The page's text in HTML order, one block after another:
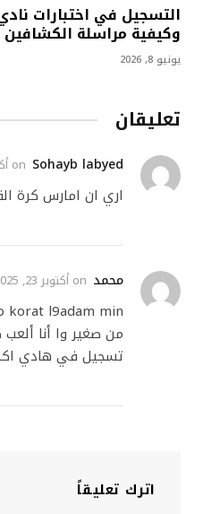
التسجيل في اختبارات
وكيفية مراسلة الكشافين 2026
يونيو 8, 2026
تعليقان
Sohayb labyed
اري ان امارس كرة
محمد أكتوبر 23, 2025 7:49 م
korat l9adam min
من صغير وا أنا
تسجيل في هادي
اترك تعليقاً